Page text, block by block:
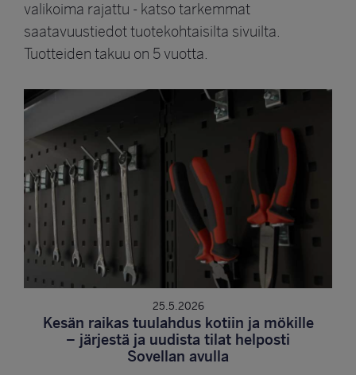
valikoima rajattu - katso tarkemmat
saatavuustiedot tuotekohtaisilta sivuilta.
Tuotteiden takuu on 5 vuotta.
25.5.2026
Kesän raikas tuulahdus kotiin ja mökille
– järjestä ja uudista tilat helposti
Sovellan avulla